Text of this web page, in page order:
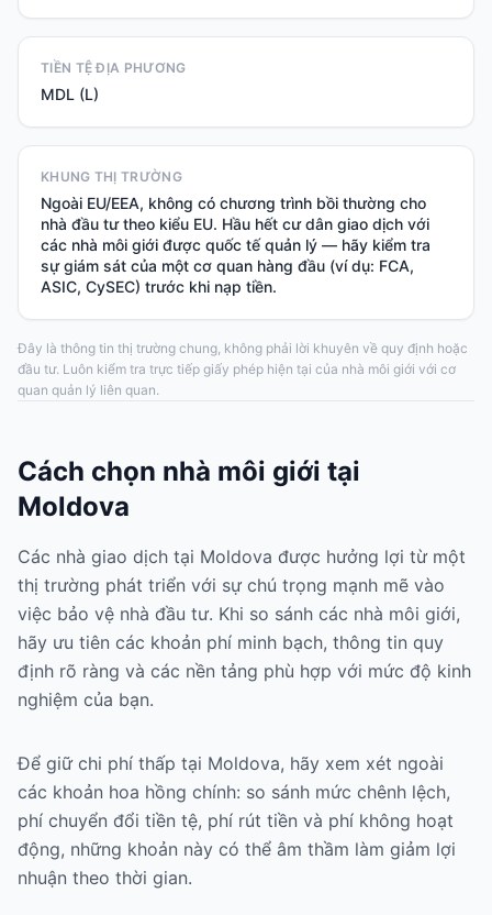
TIỀN TỆ ĐỊA PHƯƠNG
MDL (L)
KHUNG THỊ TRƯỜNG
Ngoài EU/EEA, không có chương trình bồi thường cho
nhà đầu tư theo kiểu EU. Hầu hết cư dân giao dịch với
các nhà môi giới được quốc tế quản lý — hãy kiểm tra
sự giám sát của một cơ quan hàng đầu (ví dụ: FCA,
ASIC, CySEC) trước khi nạp tiền.
Đây là thông tin thị trường chung, không phải lời khuyên về quy định hoặc
đầu tư. Luôn kiểm tra trực tiếp giấy phép hiện tại của nhà môi giới với cơ
quan quản lý liên quan.
Cách chọn nhà môi giới tại
Moldova
Các nhà giao dịch tại Moldova được hưởng lợi từ một
thị trường phát triển với sự chú trọng mạnh mẽ vào
việc bảo vệ nhà đầu tư. Khi so sánh các nhà môi giới,
hãy ưu tiên các khoản phí minh bạch, thông tin quy
định rõ ràng và các nền tảng phù hợp với mức độ kinh
nghiệm của bạn.
Để giữ chi phí thấp tại Moldova, hãy xem xét ngoài
các khoản hoa hồng chính: so sánh mức chênh lệch,
phí chuyển đổi tiền tệ, phí rút tiền và phí không hoạt
động, những khoản này có thể âm thầm làm giảm lợi
nhuận theo thời gian.